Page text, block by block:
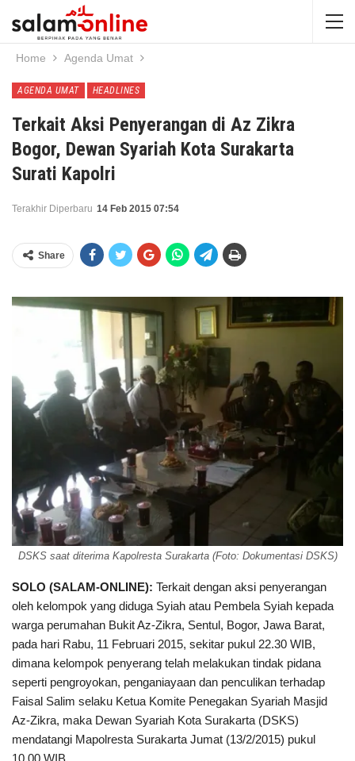
Home Agenda Umat
AGENDA UMAT HEADLINES
Terkait Aksi Penyerangan di Az Zikra
Bogor, Dewan Syariah Kota Surakarta
Surati Kapolri
Terakhir Diperbaru 14 Feb 2015 07:54
Share
DSKS saat diterima Kapolresta Surakarta (Foto: Dokumentasi DSKS)
SOLO (SALAM-ONLINE): Terkait dengan aksi penyerangan
oleh kelompok yang diduga Syiah atau Pembela Syiah kepada
warga perumahan Bukit Az-Zikra, Sentul, Bogor, Jawa Barat,
pada hari Rabu, 11 Februari 2015, sekitar pukul 22.30 WIB,
dimana kelompok penyerang telah melakukan tindak pidana
seperti pengroyokan, penganiayaan dan penculikan terhadap
Faisal Salim selaku Ketua Komite Penegakan Syariah Masjid
Az-Zikra, maka Dewan Syariah Kota Surakarta (DSKS)
mendatangi Mapolresta Surakarta Jumat (13/2/2015) pukul
10.00 WIB.